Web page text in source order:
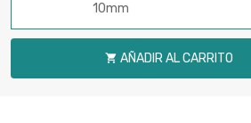
10mm
 AÑADIR AL CARRITO